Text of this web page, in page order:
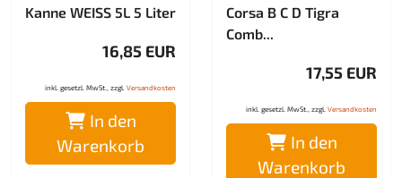
Kanne WEISS 5L 5 Liter
16,85 EUR
inkl. gesetzl. MwSt., zzgl. Versandkosten
In den
Warenkorb
Corsa B C D Tigra
Comb...
17,55 EUR
inkl. gesetzl. MwSt., zzgl. Versandkosten
In den
Warenkorb